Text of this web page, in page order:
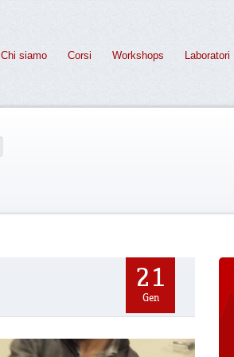
Chi siamo Corsi Workshops Laboratori
21
Gen